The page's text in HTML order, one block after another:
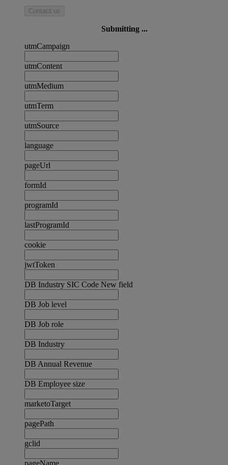
Contact us
Submitting ...
utmCampaign
utmContent
utmMedium
utmTerm
utmSource
language
pageUrl
formId
programId
lastProgramId
cookie
jwtToken
DB Industry SIC Code New field
DB Job level
DB Job role
DB Industry
DB Annual Revenue
DB Employee size
marketoTarget
pagePath
gclid
pageName